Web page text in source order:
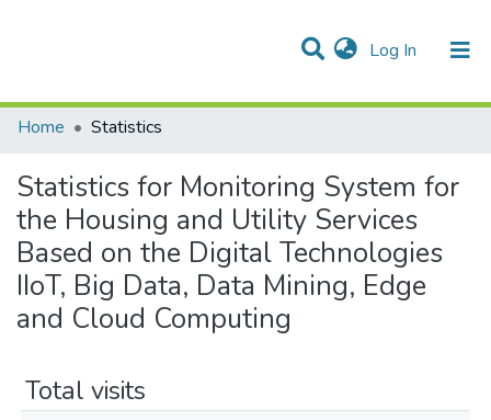
Log In (current)
Communities & Collections
All of DSpace
Home
Statistics
Statistics for Monitoring System for
the Housing and Utility Services
Based on the Digital Technologies
IIoT, Big Data, Data Mining, Edge
and Cloud Computing
Total visits